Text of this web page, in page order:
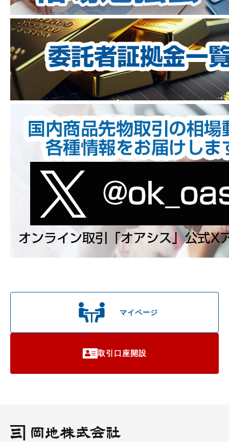
マイページ
取引口座開設